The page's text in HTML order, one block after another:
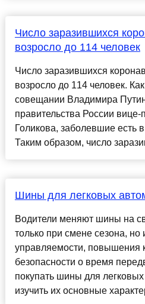
Число заразившихся
возросло до 114 человек
Число заразившихся
возросло до 114 человек.
совещании Владимира
правительства России
Голикова, заболевшие есть
Таким образом, число
Шины для легковых
Водители меняют шины на
только при смене сезона,
управляемости, повышения
безопасности о время
покупать шины для
изучить их основные